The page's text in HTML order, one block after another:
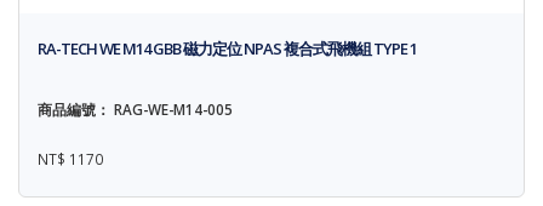
RA-TECH WE M14 GBB 磁力定位 NPAS 複合式飛機組 TYPE 1
商品編號： RAG-WE-M14-005
NT$ 1170